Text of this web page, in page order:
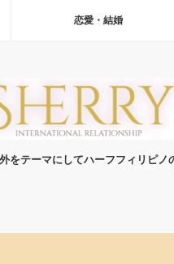
恋愛・結婚
ーマにしてハーフフィリピノ